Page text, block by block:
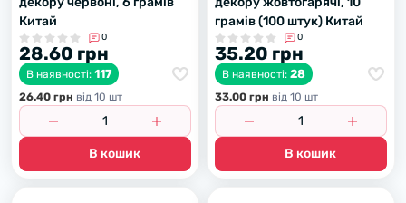
Китай
0
28.60 грн
В наявності: 117
26.40 грн вiд 10 шт
В кошик
грамів (100 штук) Китай
0
35.20 грн
В наявності: 28
33.00 грн вiд 10 шт
В кошик